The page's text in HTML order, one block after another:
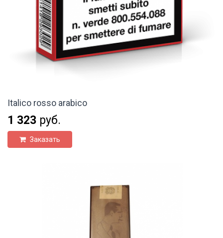
Italico rosso arabico
1 323 руб.
Заказать